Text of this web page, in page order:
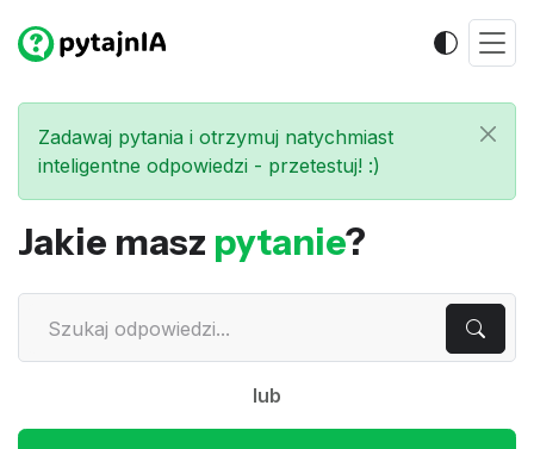
Zadawaj pytania i otrzymuj natychmiast
inteligentne odpowiedzi - przetestuj! :)
Jakie masz pytanie?
lub